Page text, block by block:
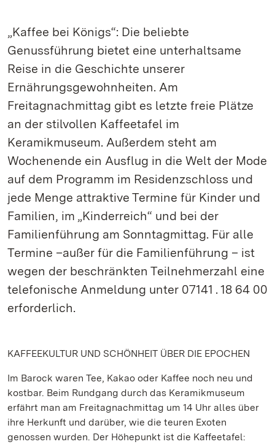
„Kaffee bei Königs“: Die beliebte
Genussführung bietet eine unterhaltsame
Reise in die Geschichte unserer
Ernährungsgewohnheiten. Am
Freitagnachmittag gibt es letzte freie Plätze
an der stilvollen Kaffeetafel im
Keramikmuseum. Außerdem steht am
Wochenende ein Ausflug in die Welt der Mode
auf dem Programm im Residenzschloss und
jede Menge attraktive Termine für Kinder und
Familien, im „Kinderreich“ und bei der
Familienführung am Sonntagmittag. Für alle
Termine –außer für die Familienführung – ist
wegen der beschränkten Teilnehmerzahl eine
telefonische Anmeldung unter 07141 . 18 64 00
erforderlich.
KAFFEEKULTUR UND SCHÖNHEIT ÜBER DIE EPOCHEN
Im Barock waren Tee, Kakao oder Kaffee noch neu und
kostbar. Beim Rundgang durch das Keramikmuseum
erfährt man am Freitagnachmittag um 14 Uhr alles über
ihre Herkunft und darüber, wie die teuren Exoten
genossen wurden. Der Höhepunkt ist die Kaffeetafel: